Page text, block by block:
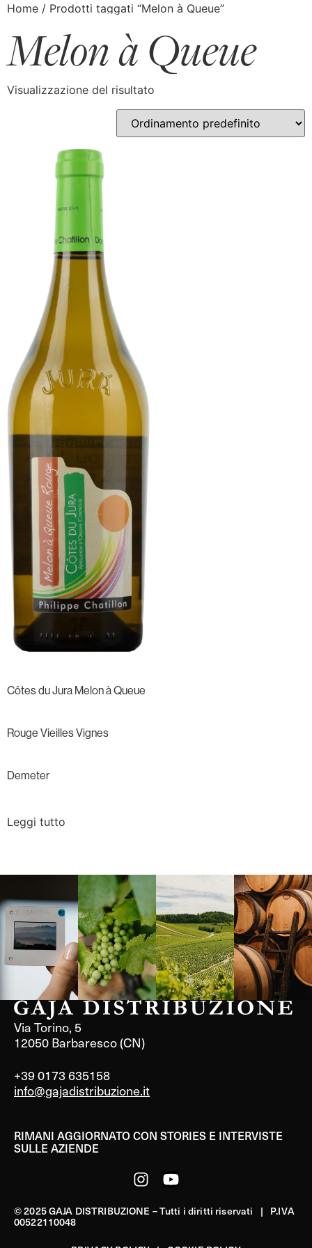
Home / Prodotti taggati “Melon à Queue”
Melon à Queue
Visualizzazione del risultato
Côtes du Jura Melon à Queue
Rouge Vieilles Vignes
Demeter
Leggi tutto
Borgogna,
Francia
Borgogna,
Francia
Instagram
Via Torino, 5
12050 Barbaresco (CN)
+39 0173 635158
info@gajadistribuzione.it
RIMANI AGGIORNATO CON STORIES E INTERVISTE
SULLE AZIENDE
© 2025 GAJA DISTRIBUZIONE – Tutti i diritti riservati | P.IVA
00522110048